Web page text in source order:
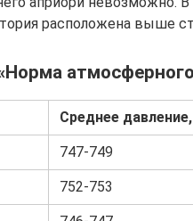
расположена выше
Среднее
747-749
752-753